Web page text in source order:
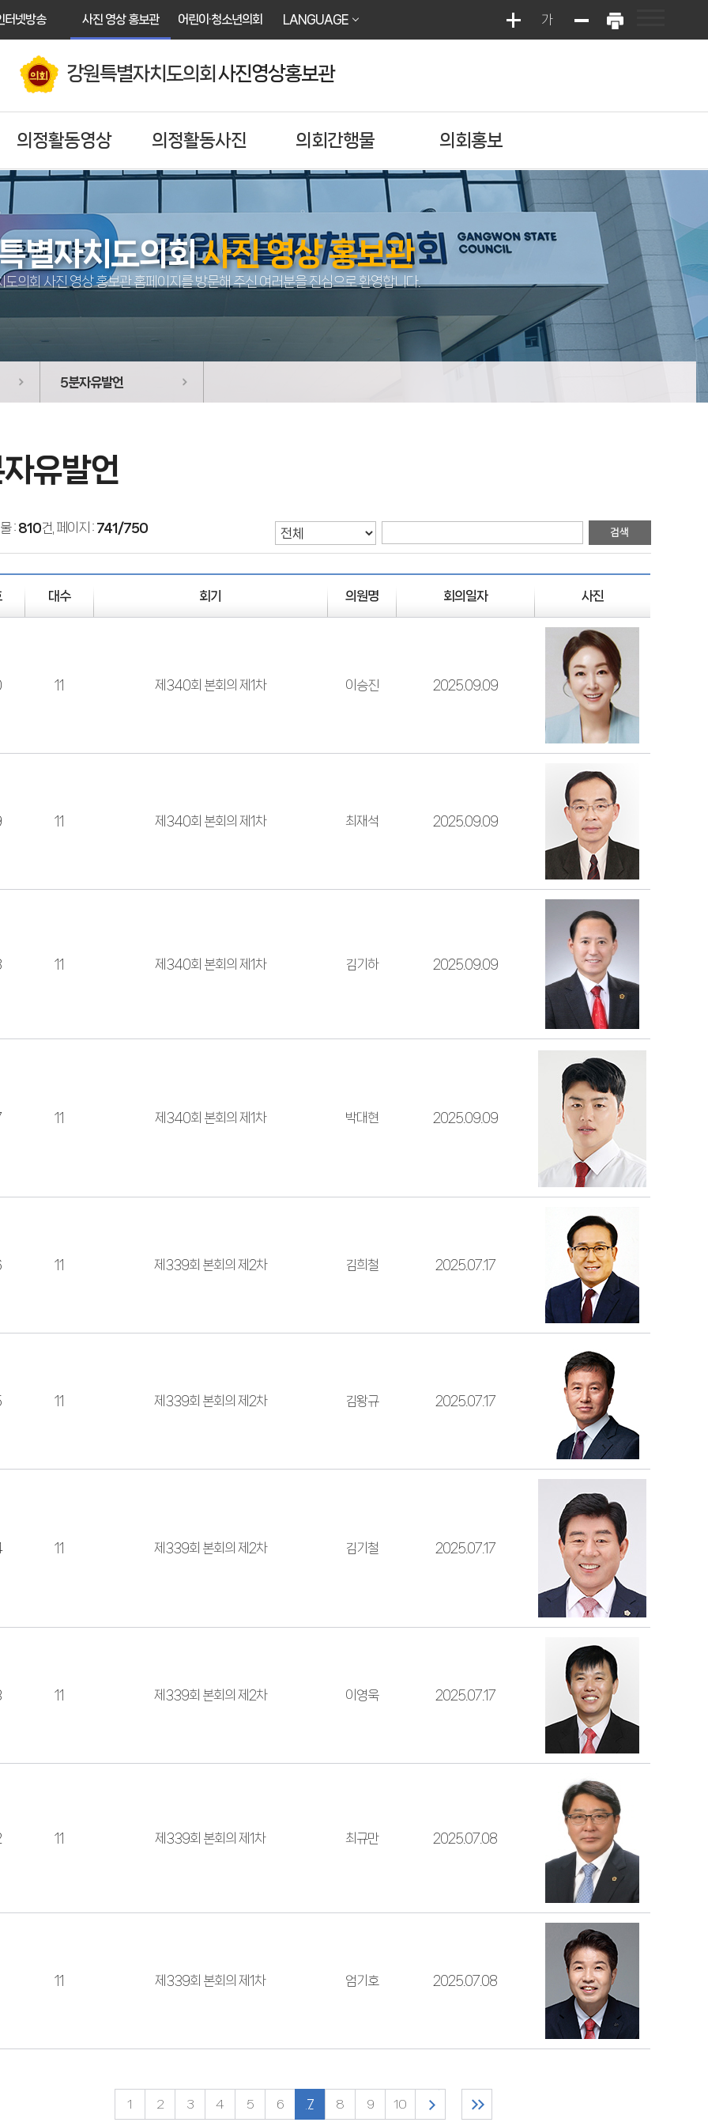
터넷방송 사진 영상 홍보관 어린이·청소년의회 LANGUAGE 가
강원특별자치도의회 사진영상홍보관
의정활동영상 의정활동사진 의회간행물 의회홍보
별자치도의회사진 영상 홍보관
도의회 사진 영상 홍보관 홈페이지를 방문해 주신 여러분을 진심으로 환영합니다.
5분자유발언
유발언
: 810건, 페이지 : 741/750
대수 회기 의원명 회의일자 사진
11 제340회 본회의 제1차 이승진 2025.09.09
11 제340회 본회의 제1차 최재석 2025.09.09
11 제340회 본회의 제1차 김기하 2025.09.09
11 제340회 본회의 제1차 박대현 2025.09.09
11 제339회 본회의 제2차 김희철 2025.07.17
11 제339회 본회의 제2차 김왕규 2025.07.17
11 제339회 본회의 제2차 김기철 2025.07.17
11 제339회 본회의 제2차 이영욱 2025.07.17
11 제339회 본회의 제1차 최규만 2025.07.08
11 제339회 본회의 제1차 엄기호 2025.07.08
1 2 3 4 5 6 7 8 9 10